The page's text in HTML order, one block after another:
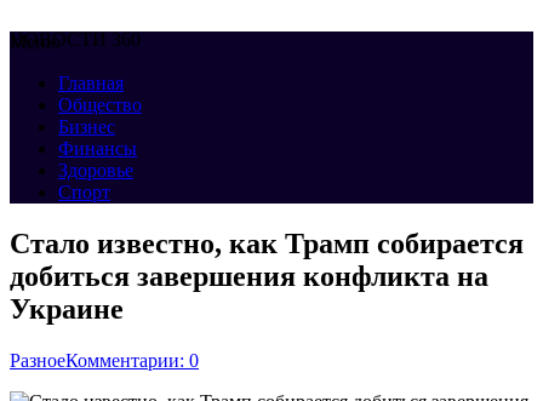
НОВОСТИ 360
Меню
Главная
Общество
Бизнес
Финансы
Здоровье
Спорт
Стало известно, как Трамп собирается
добиться завершения конфликта на
Украине
РазноеКомментарии: 0